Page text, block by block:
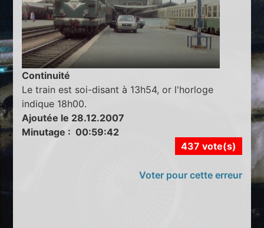
Continuité
Le train est soi-disant à 13h54, or l'horloge
indique 18h00.
Ajoutée le 28.12.2007
Minutage : 00:59:42
437 vote(s)
Voter pour cette erreur